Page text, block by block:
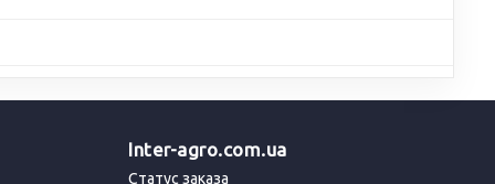
Inter-agro.com.ua
Статус заказа